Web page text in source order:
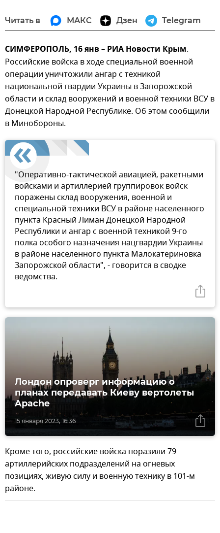
Читать в МАКС Дзен Telegram
СИМФЕРОПОЛЬ, 16 янв – РИА Новости Крым.
Российские войска в ходе специальной военной
операции уничтожили ангар с техникой
национальной гвардии Украины в Запорожской
области и склад вооружений и военной техники ВСУ в
Донецкой Народной Республике. Об этом сообщили
в Минобороны.
"Оперативно-тактической авиацией, ракетными
войсками и артиллерией группировок войск
поражены склад вооружения, военной и
специальной техники ВСУ в районе населенного
пункта Красный Лиман Донецкой Народной
Республики и ангар с военной техникой 9-го
полка особого назначения нацгвардии Украины
в районе населенного пункта Малокатериновка
Запорожской области", - говорится в сводке
ведомства.
15 января 2023, 16:36
Лондон опроверг информацию о
планах передавать Киеву вертолеты
Apache
Кроме того, российские войска поразили 79
артиллерийских подразделений на огневых
позициях, живую силу и военную технику в 101-м
районе.